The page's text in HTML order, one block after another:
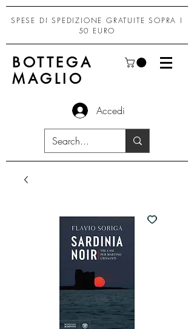
SPESE DI SPEDIZIONE GRATUITE SOPRA I
50 EURO
BOTTEGA
MAGLIO
Accedi